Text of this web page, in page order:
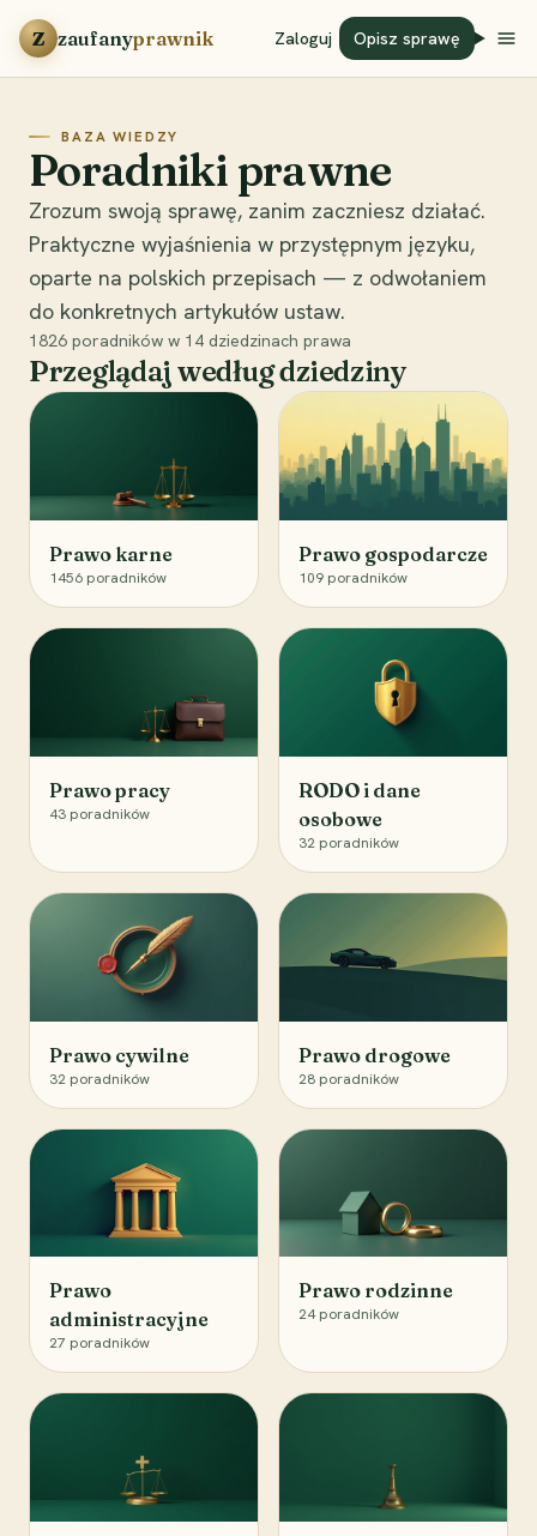
Przejdź do treści
Z zaufanyprawnik Zaloguj Opisz sprawę
BAZA WIEDZY
Poradniki prawne
Zrozum swoją sprawę, zanim zaczniesz działać.
Praktyczne wyjaśnienia w przystępnym języku,
oparte na polskich przepisach — z odwołaniem
do konkretnych artykułów ustaw.
1826 poradników w 14 dziedzinach prawa
Przeglądaj według dziedziny
Prawo karne
1456 poradników
Prawo gospodarcze
109 poradników
Prawo pracy
43 poradników
RODO i dane
osobowe
32 poradników
Prawo cywilne
32 poradników
Prawo drogowe
28 poradników
Prawo
administracyjne
27 poradników
Prawo rodzinne
24 poradników